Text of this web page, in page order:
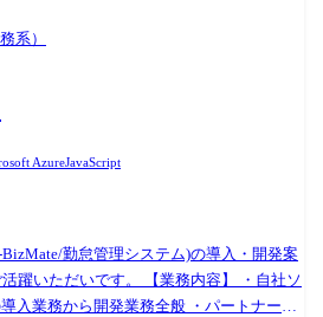
系）
AzureJavaScript
勤怠管理システム)の導入・開発案
す。 【業務内容】 ・自社ソ
入業務から開発業務全般 ・パートナー社